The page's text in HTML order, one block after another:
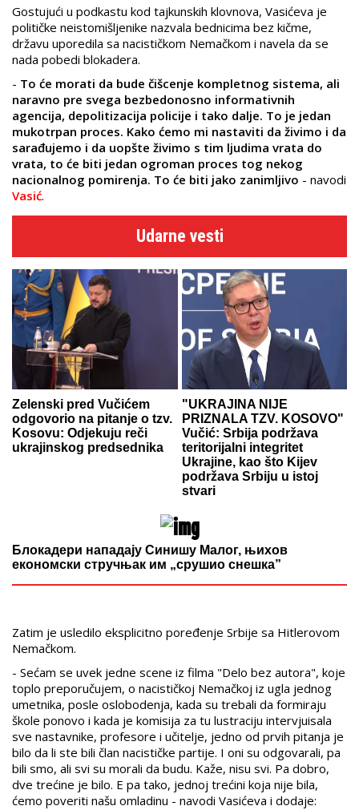
Gostujući u podkastu kod tajkunskih klovnova, Vasićeva je
političke neistomišljenike nazvala bednicima bez kičme,
državu uporedila sa nacističkom Nemačkom i navela da se
nada pobedi blokadera.
- To će morati da bude čišcenje kompletnog sistema, ali
naravno pre svega bezbedonosno informativnih
agencija, depolitizacija policije i tako dalje. To je jedan
mukotrpan proces. Kako ćemo mi nastaviti da živimo i da
sarađujemo i da uopšte živimo s tim ljudima vrata do
vrata, to će biti jedan ogroman proces tog nekog
nacionalnog pomirenja. To će biti jako zanimljivo - navodi
Vasić.
Udarne vesti
Zelenski pred Vučićem
odgovorio na pitanje o tzv.
Kosovu: Odjekuju reči
ukrajinskog predsednika
"UKRAJINA NIJE
PRIZNALA TZV. KOSOVO"
Vučić: Srbija podržava
teritorijalni integritet
Ukrajine, kao što Kijev
podržava Srbiju u istoj
stvari
Блокадери нападају Синишу Малог, њихов
економски стручњак им „срушио снешка”
Zatim je usledilo eksplicitno poređenje Srbije sa Hitlerovom
Nemačkom.
- Sećam se uvek jedne scene iz filma "Delo bez autora", koje
toplo preporučujem, o nacističkoj Nemačkoj iz ugla jednog
umetnika, posle oslobodenja, kada su trebali da formiraju
škole ponovo i kada je komisija za tu lustraciju intervjuisala
sve nastavnike, profesore i učitelje, jedno od prvih pitanja je
bilo da li ste bili član nacističke partije. I oni su odgovarali, pa
bili smo, ali svi su morali da budu. Kaže, nisu svi. Pa dobro,
dve trećine je bilo. E pa tako, jednoj trećini koja nije bila,
ćemo poveriti našu omladinu - navodi Vasićeva i dodaje: